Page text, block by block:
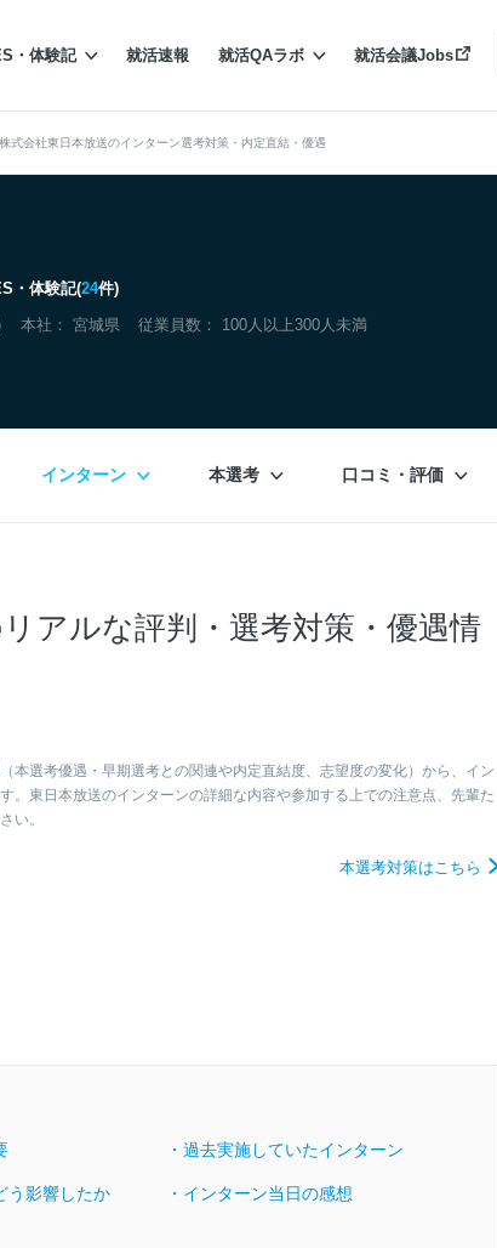
・体験記 就活速報 就活QAラボ 就活会議Jobs
株式会社東日本放送のインターン選考対策・内定直結・優遇
・体験記(24件)
本社： 宮城県 従業員数： 100人以上300人未満
インターン 本選考 口コミ・評価
アルな評判・選考対策・優遇情
選考優遇・早期選考との関連や内定直結度、志望度の変化）から、イン
。東日本放送のインターンの詳細な内容や参加する上での注意点、先輩た
い。
本選考対策はこちら
・過去実施していたインターン
う影響したか ・インターン当日の感想